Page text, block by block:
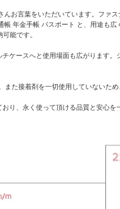
お言葉をいただいています。ファ
年金手帳 パスポート と、用途も
能です。
ケースへと使用場面も広がります
た接着剤を一切使用していないた
り、永く使って頂ける品質と安心を